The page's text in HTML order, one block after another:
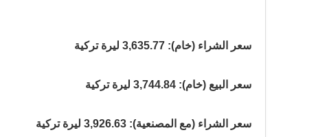
سعر الشراء (خام): 3,635.77 ليرة تركية
سعر البيع (خام): 3,744.84 ليرة تركية
سعر الشراء (مع المصنعية): 3,926.63 ليرة تركية